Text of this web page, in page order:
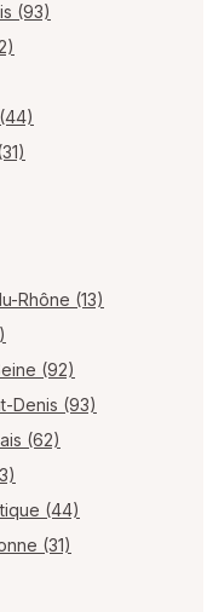
(93)
Rhône (13)
(92)
Denis (93)
(62)
(44)
(31)